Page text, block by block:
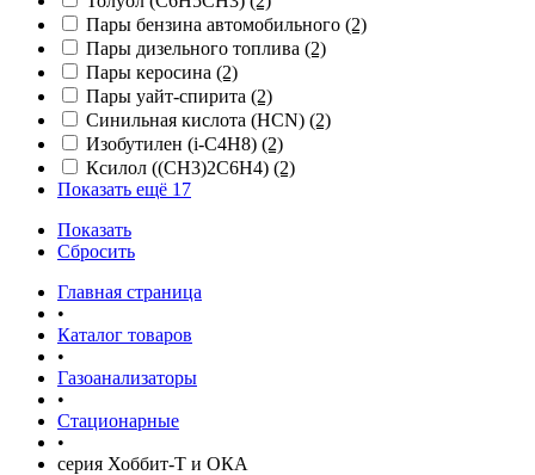
Пары бензина автомобильного (2)
Пары дизельного топлива (2)
Пары керосина (2)
Пары уайт-спирита (2)
Синильная кислота (HCN) (2)
Изобутилен (i-С4Н8) (2)
Ксилол ((СН3)2С6Н4) (2)
Показать ещё 17
Показать
Сбросить
Главная страница
•
Каталог товаров
•
Газоанализаторы
•
Стационарные
•
серия Хоббит-Т и ОКА